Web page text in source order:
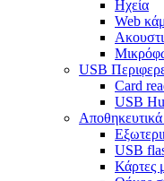
Ηχεία
Web
USB
Card
USB
USB
Κάρτες